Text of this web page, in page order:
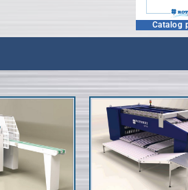
Catalog